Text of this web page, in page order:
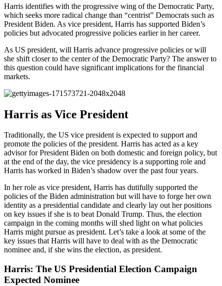
Harris identifies with the progressive wing of the Democratic Party,
which seeks more radical change than “centrist” Democrats such as
President Biden. As vice president, Harris has supported Biden’s
policies but advocated progressive policies earlier in her career.
As US president, will Harris advance progressive policies or will
she shift closer to the center of the Democratic Party? The answer to
this question could have significant implications for the financial
markets.
Harris as Vice President
Traditionally, the US vice president is expected to support and
promote the policies of the president. Harris has acted as a key
advisor for President Biden on both domestic and foreign policy, but
at the end of the day, the vice presidency is a supporting role and
Harris has worked in Biden’s shadow over the past four years.
In her role as vice president, Harris has dutifully supported the
policies of the Biden administration but will have to forge her own
identity as a presidential candidate and clearly lay out her positions
on key issues if she is to beat Donald Trump. Thus, the election
campaign in the coming months will shed light on what policies
Harris might pursue as president. Let’s take a look at some of the
key issues that Harris will have to deal with as the Democratic
nominee and, if she wins the election, as president.
Harris: The US Presidential Election Campaign
Expected Nominee